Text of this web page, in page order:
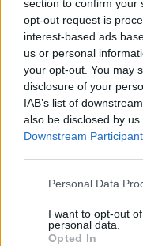
section to confirm your
opt-out request is
interest-based ads
us or personal
your opt-out. You may
disclosure of your
IAB’s list of
also be disclosed by
Downstream
Personal Data
I want to opt-out
personal data.
Opted In